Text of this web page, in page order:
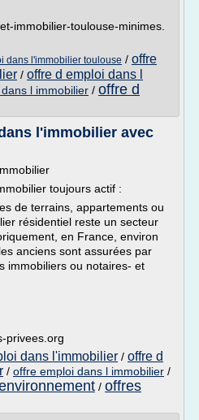
immobilier-toulouse-minimes.
dans l'immobilier toulouse / offre
/ offre d emploi dans l
l immobilier / offre d
l'immobilier avec
toujours actif :
de terrains, appartements ou
résidentiel reste un secteur
en France, environ
anciens sont assurées par
immobiliers ou notaires- et
privees.org
dans l'immobilier / offre d
/ offre emploi dans l immobilier /
/ offres